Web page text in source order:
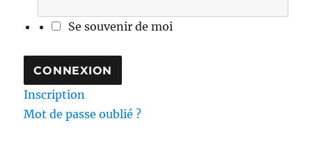
Se souvenir de moi
Inscription
Mot de passe oublié ?